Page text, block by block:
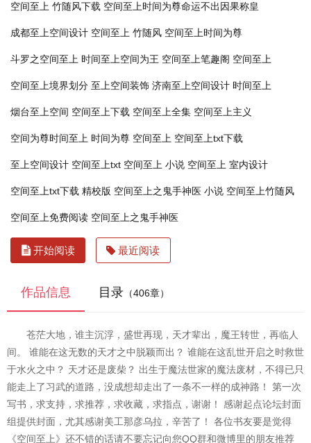
空间至上 竹随风下载 空间至上时间为尊命运不出因果称皇
成都至上空间设计 空间至上 竹随风 空间至上时间为尊
斗罗之空间至上 时间至上空间为王 空间至上笔趣阁 空间至上
空间至上境界划分 至上空间装饰 济南至上空间设计 时间至上
烟台至上空间 空间至上下载 空间至上全集 空间至上主义
空间为尊时间至上 时间为尊 空间至上 空间至上txt下载
至上空间设计 空间至上txt 空间至上 小说 空间至上 室内设计
空间至上txt下载 精校版 空间至上之鬼手神医 小说 空间至上竹随风
空间至上免费阅读 空间至上之鬼手神医
开始阅读 最近阅读
作品信息 目录 （406章）
苍茫大地，谁主沉浮，盛世再现，天才辈出，魔王转世，再临人
间。 谁能在这无数的天才之中脱颖而出？ 谁能在这乱世开启之时救世
于水火之中？ 天才还是废柴？ 出生于魔法世家的魔法废材，不得已只
能走上了习武的道路，没成想却走出了一条不一样的成神路！ 第一次
写书，求支持，求推荐，求收藏，求指点，谢谢！ 感谢起点论坛封面
组提供封面，尤其感谢美工那彦乌拉，辛苦了！ 各位书友要是觉得
《空间至上》还不错的话请不要忘记向您QQ群和微博里的朋友推荐